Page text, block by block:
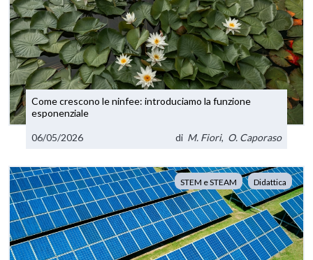
Come crescono le ninfee: introduciamo la funzione
esponenziale
06/05/2026 di M. Fiori, O. Caporaso
STEM e STEAM Didattica